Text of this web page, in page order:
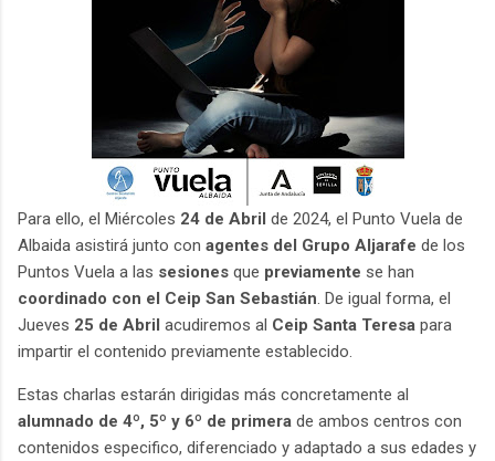
Para ello, el Miércoles 24 de Abril de 2024, el Punto Vuela de
Albaida asistirá junto con agentes del Grupo Aljarafe de los
Puntos Vuela a las sesiones que previamente se han
coordinado con el Ceip San Sebastián. De igual forma, el
Jueves 25 de Abril acudiremos al Ceip Santa Teresa para
impartir el contenido previamente establecido.
Estas charlas estarán dirigidas más concretamente al
alumnado de 4º, 5º y 6º de primera de ambos centros con
contenidos especifico, diferenciado y adaptado a sus edades y